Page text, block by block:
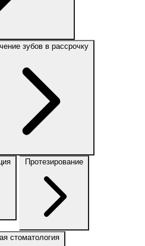
зубов в рассрочку
Протезирование
стоматология